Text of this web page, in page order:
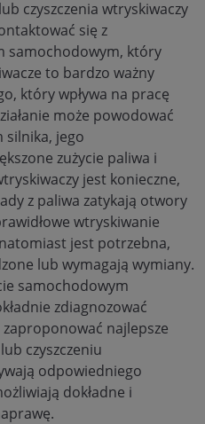
czyszczenia wtryskiwaczy
się z
samochodowym, który
to bardzo ważny
który wpływa na pracę
może powodować
jego
zużycie paliwa i
jest konieczne,
z paliwa zatykają otwory
wtryskiwanie
jest potrzebna,
lub wymagają wymiany.
samochodowym
zdiagnozować
najlepsze
czyszczeniu
odpowiedniego
dokładne i